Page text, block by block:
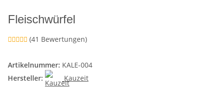
Fleischwürfel
(41 Bewertungen)
Artikelnummer: KALE-004
Hersteller:
Kauzeit